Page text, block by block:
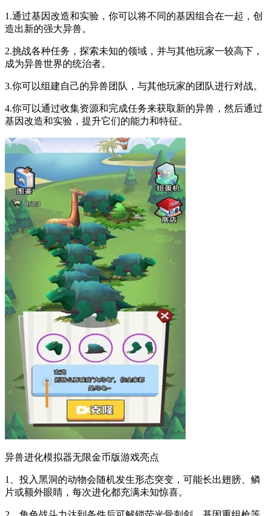
1.通过基因改造和实验，你可以将不同的基因组合在一起，创
造出新的强大异兽。
2.挑战各种任务，探索未知的领域，并与其他玩家一较高下，
成为异兽世界的统治者。
3.你可以组建自己的异兽团队，与其他玩家的团队进行对战。
4.你可以通过收集资源和完成任务来获取新的异兽，然后通过
基因改造和实验，提升它们的能力和特征。
异兽进化模拟器无限金币版游戏亮点
1、投入黑洞的动物会随机发生形态突变，可能长出翅膀、鳞
片或额外眼睛，每次进化都充满未知惊喜。